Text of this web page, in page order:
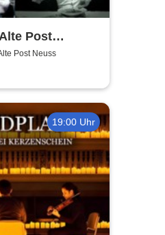
Post
Respond
Post Neuss
19:00 Uhr